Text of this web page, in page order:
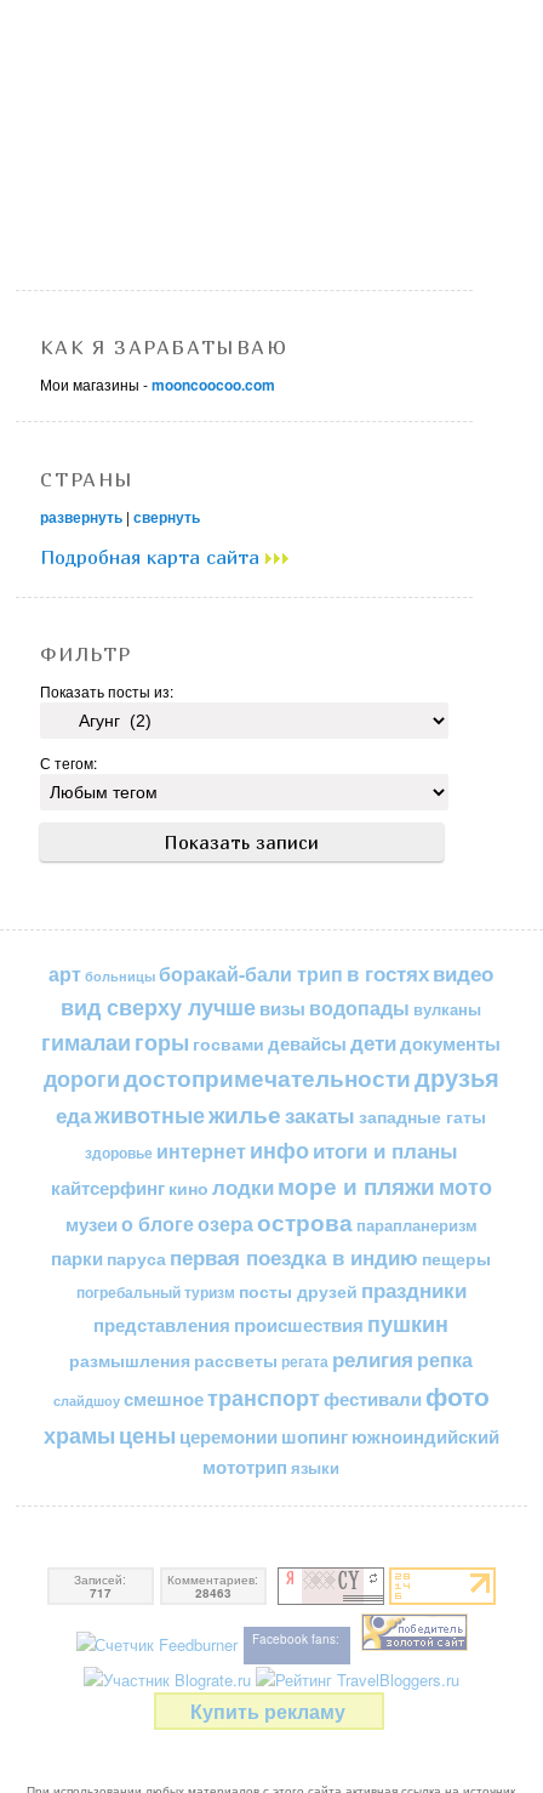
КАК Я ЗАРАБАТЫВАЮ
Мои магазины -mooncoocoo.com
СТРАНЫ
развернуть |свернуть
Подробная карта сайта
ФИЛЬТР
Показать посты из:
С тегом:
арт больницы боракай-бали трип в гостяхвидео
вид сверху лучшевизы водопады вулканы
гималаи горы госвами девайсы детидокументы
дорогидостопримечательностидрузья
едаживотныежильезакаты западные гаты
здоровье интернетинфоитоги и планы
кайтсерфинг кино лодкиморе и пляжимото
музеи о блогеозераострова парапланеризм
парки паруса первая поездка в индию пещеры
погребальный туризм посты друзей праздники
представления происшествия пушкин
размышления рассветы регата религия репка
слайдшоу смешноетранспортфестивали фото
храмы цены церемонии шопингюжноиндийский
мототрип языки
Записей:
717
Комментариев:
28463
Facebook fans:
Купить рекламу